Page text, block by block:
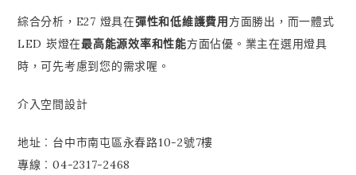
綜合分析，E27 燈具在彈性和低維護費用方面勝出，而一體式
LED 崁燈在最高能源效率和性能方面佔優。業主在選用燈具
時，可先考慮到您的需求喔。
介入空間設計
地址︰台中市南屯區永春路10-2號7樓
專線︰04-2317-2468